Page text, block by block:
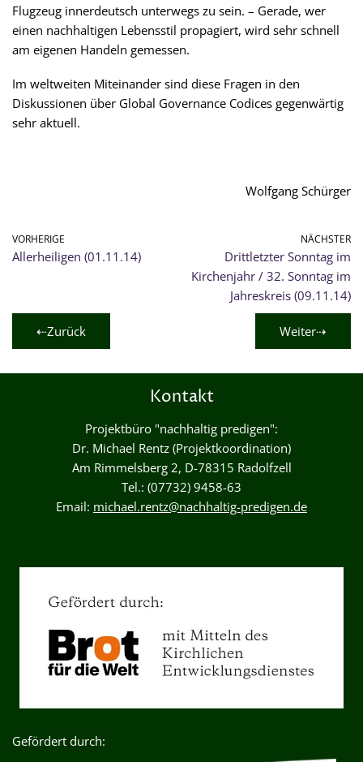
Flugzeug innerdeutsch unterwegs zu sein. – Gerade, wer
einen nachhaltigen Lebensstil propagiert, wird sehr schnell
am eigenen Handeln gemessen.
Im weltweiten Miteinander sind diese Fragen in den
Diskussionen über Global Governance Codices gegenwärtig
sehr aktuell.
Wolfgang Schürger
VORHERIGE
Allerheiligen (01.11.14)
NÄCHSTER
Drittletzter Sonntag im
Kirchenjahr / 32. Sonntag im
Jahreskreis (09.11.14)
⇠Zurück Weiter⇢
Kontakt
Projektbüro "nachhaltig predigen":
Dr. Michael Rentz (Projektkoordination)
Am Rimmelsberg 2, D-78315 Radolfzell
Tel.: (07732) 9458-63
Email: michael.rentz@nachhaltig-predigen.de
Gefördert durch: